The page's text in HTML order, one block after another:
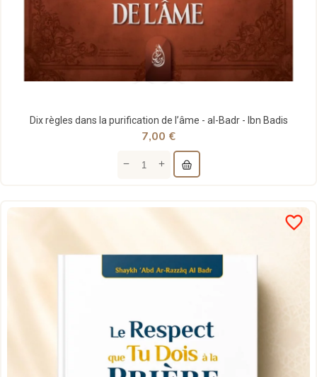
Dix règles dans la purification de l’âme - al-Badr - Ibn Badis
7,00 €
favorite_border